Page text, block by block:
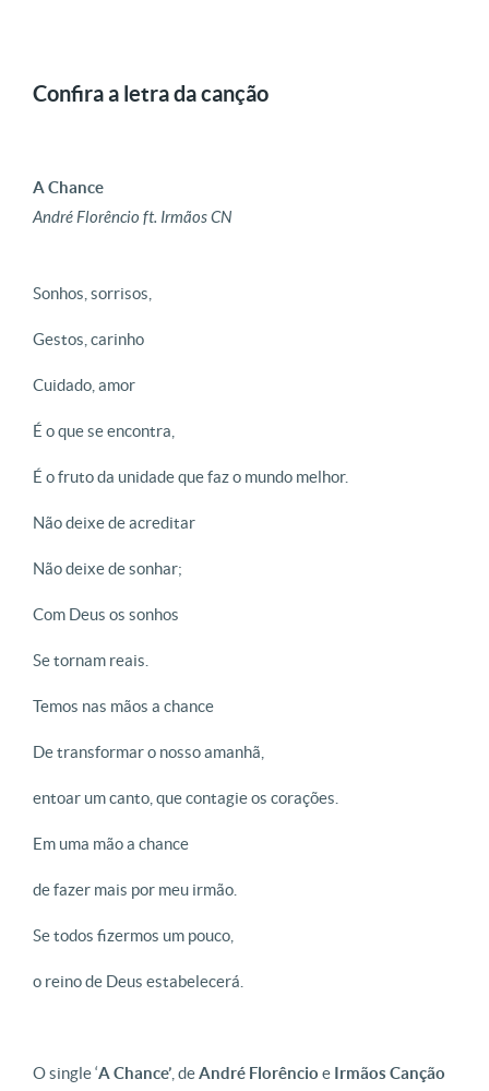
Confira a letra da canção
A Chance
André Florêncio ft. Irmãos CN
Sonhos, sorrisos,
Gestos, carinho
Cuidado, amor
É o que se encontra,
É o fruto da unidade que faz o mundo melhor.
Não deixe de acreditar
Não deixe de sonhar;
Com Deus os sonhos
Se tornam reais.
Temos nas mãos a chance
De transformar o nosso amanhã,
entoar um canto, que contagie os corações.
Em uma mão a chance
de fazer mais por meu irmão.
Se todos fizermos um pouco,
o reino de Deus estabelecerá.
O single ‘A Chance’ , deAndré Florêncio e Irmãos Canção